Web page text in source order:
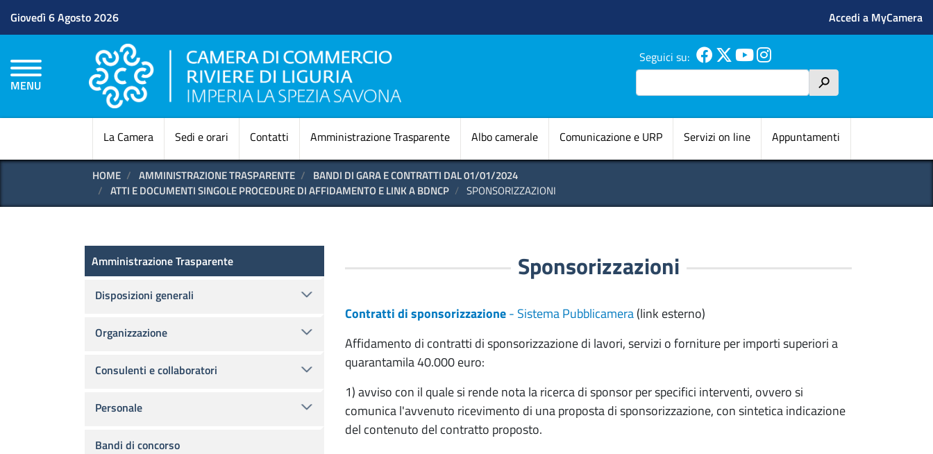
Giovedì 6 Agosto 2026 Menu
Accedi a MyCamera
MENU
Seguici su:
Cerca
h
Navigazione principale
La Camera Sedi e orari Contatti Amministrazione Trasparente Albo camerale Comunicazione e URP Servizi on line Appuntamenti
HOME AMMINISTRAZIONE TRASPARENTE
BANDI DI GARA E CONTRATTI DAL 01/01/2024
ATTI E DOCUMENTI SINGOLE PROCEDURE DI AFFIDAMENTO E LINK A BDNCP
SPONSORIZZAZIONI
Sponsorizzazioni
Contratti di sponsorizzazione- Sistema Pubblicamera(link esterno)
Affidamento di contratti di sponsorizzazione di lavori, servizi o forniture per importi superiori a
quarantamila 40.000 euro:
1) avviso con il quale si rende nota la ricerca di sponsor per specifici interventi, ovvero si
comunica l'avvenuto ricevimento di una proposta di sponsorizzazione, con sintetica indicazione
del contenuto del contratto proposto.
Amministrazione Trasparente
Amministrazione Trasparente
Disposizioni generali
Organizzazione
Consulenti e collaboratori
Personale
Bandi di concorso